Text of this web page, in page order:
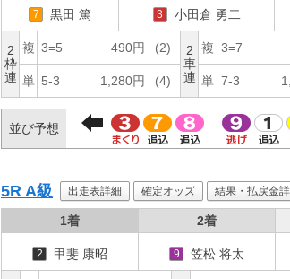
7 黒田 篤 3 小田倉 勇二
2
枠
連
複 3=5 490円 (2)
2
車
連
複 3=7
単 5-3 1,280円 (4) 単 7-3
並び予想
5R A級 出走表詳細 確定オッズ 結果・払戻金
1着 2着
2 甲斐 康昭 9 笠松 将太